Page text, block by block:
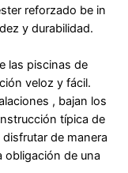
reforzado be in
y durabilidad.
las piscinas de
veloz y fácil.
, bajan los
típica de
de manera
obligación de una